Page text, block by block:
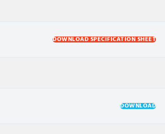
DOWNLOAD SPECIFICATION SHEET
DOWNLOAD